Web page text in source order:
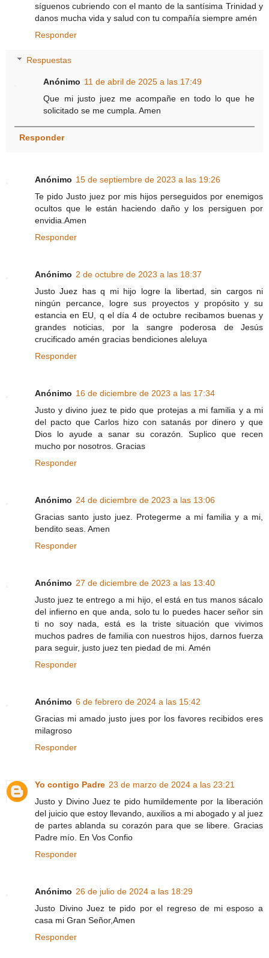
síguenos cubriendo con el manto de la santísima Trinidad y
danos mucha vida y salud con tu compañía siempre amén
Responder
Respuestas
Anónimo 11 de abril de 2025 a las 17:49
Que mi justo juez me acompañe en todo lo que he
solicitado se me cumpla. Amen
Responder
Anónimo 15 de septiembre de 2023 a las 19:26
Te pido Justo juez por mis hijos perseguidos por enemigos
ocultos que le están haciendo daño y los persiguen por
envidia.Amen
Responder
Anónimo 2 de octubre de 2023 a las 18:37
Justo Juez has q mi hijo logre la libertad, sin cargos ni
ningún percance, logre sus proyectos y propósito y su
estancia en EU, q el día 4 de octubre recibamos buenas y
grandes noticias, por la sangre poderosa de Jesús
crucificado amén gracias bendiciones aleluya
Responder
Anónimo 16 de diciembre de 2023 a las 17:34
Justo y divino juez te pido que protejas a mi familia y a mi
del pacto que Carlos hizo con satanás por dinero y que
Dios lo ayude a sanar su corazón. Suplico que recen
mucho por nosotros. Gracias
Responder
Anónimo 24 de diciembre de 2023 a las 13:06
Gracias santo justo juez. Protegerme a mi familia y a mi,
bendito seas. Amen
Responder
Anónimo 27 de diciembre de 2023 a las 13:40
Justo juez te entrego a mi hijo, el está en tus manos sácalo
del infierno en que anda, solo tu lo puedes hacer señor sin
ti no soy nada, está es la triste situación que vivimos
muchos padres de familia con nuestros hijos, darnos fuerza
para seguir, justo juez ten piedad de mi. Amén
Responder
Anónimo 6 de febrero de 2024 a las 15:42
Gracias mi amado justo jues por los favores recibidos eres
milagroso
Responder
Yo contigo Padre 23 de marzo de 2024 a las 23:21
Justo y Divino Juez te pido humildemente por la liberación
del juicio que estoy llevando, auxilios a mi abogado y al juez
de partes ablanda su corazón para que se libere. Gracias
Padre mío. En Vos Confio
Responder
Anónimo 26 de julio de 2024 a las 18:29
Justo Divino Juez te pido por el regreso de mi esposo a
casa mi Gran Señor,Amen
Responder